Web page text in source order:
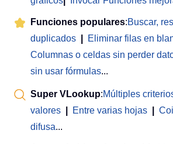
Funciones populares:Buscar,
duplicados
Eliminar filas en
Columnas o celdas sin perder
sin usar fórmulas...
Super VLookup:Múltiples
valores
Entre varias hojas
difusa...